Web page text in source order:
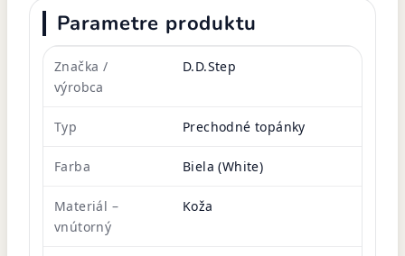
Parametre produktu
Značka /
výrobca
D.D.Step
Typ Prechodné topánky
Farba Biela (White)
Materiál –
vnútorný
Koža